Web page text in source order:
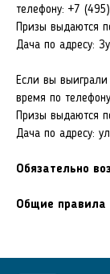
телефону: +7
Призы выдаются
Дача по адресу:
Если вы выиграли
время по
Призы выдаются
Дача по адресу:
Обязательно
Общие правила